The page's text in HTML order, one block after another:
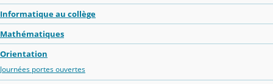
Informatique au collège
Mathématiques
Orientation
Journées portes ouvertes